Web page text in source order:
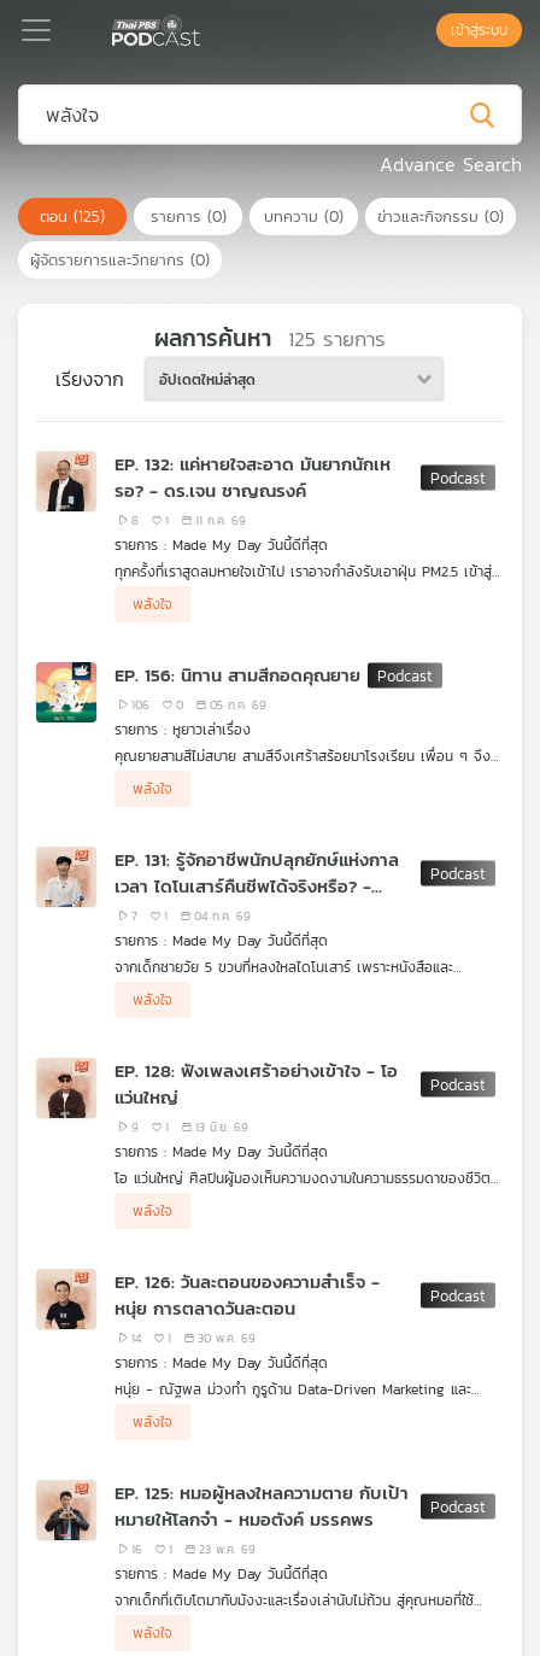
Podcast
เพล
ย์
ลิ
เพล
สต์
บทความ
และ
กิจกรรม
เครือ
เอส
เข้าสู่ระบบ
Advance Search
ตอน (125) รายการ (0) บทความ (0) ข่าวและกิจกรรม (0)
ผู้จัดรายการและวิทยากร (0)
ผลการค้นหา 125 รายการ
เรียงจาก อัปเดตใหม่ล่าสุด
EP. 132: แค่หายใจสะอาด มันยากนักเห
รอ? - ดร.เจน ชาญณรงค์
8 1 11 ก.ค. 69
รายการ : Made My Day วันนี้ดีที่สุด
ทุกครั้งที่เราสูดลมหายใจเข้าไป เราอาจกำลังรับเอาฝุ่น PM2.5 เข้าสู่
ร่างกายโดยไม่รู้ตัว คำถามคือ...ทำไมปัญหานี้ยังเกิดขึ้นซ้ำแล้วซ้ำเล่า
ทั้งที่เรารู้ต้นเหตุมาโดยตลอด แล้วประเทศไทยจะมีทางออกอย่างไร
ร่วมค้นหาคำตอบกับ ดร.เจน ชาญณรงค์ นักวิชาการ และนัก
เคลื่อนไหวด้านสิ่งแวดล้อม ที่จะพาเราเจาะลึกต้นตอของวิกฤต
นโยบาย เพื่อคืนลมหายใจที่สะอาดให้กับคนไทยอีกครั้ง
พลังใจ
EP. 156: นิทาน สามสีกอดคุณยาย
106 0 05 ก.ค. 69
รายการ : หูยาวเล่าเรื่อง
คุณยายสามสีไม่สบาย สามสีจึงเศร้าสร้อยมาโรงเรียน เพื่อน ๆ จึง
ช่วยกันปลอบใจ สามสีบอกว่าสามสีกอดคุณยายทุกวันและจะกอดให้
มากขึ้น เพราะคุณยายรักและตามใจสามสีมาก สามสีคิดว่าไม่มีใครรัก
พลังใจ
EP. 131: รู้จักอาชีพนักปลุกยักษ์แห่งกาล
เวลา ไดโนเสาร์คืนชีพได้จริงหรือ? -
ดร.ศิตะ มานิตกุล
7 1 04 ก.ค. 69
รายการ : Made My Day วันนี้ดีที่สุด
จากเด็กชายวัย 5 ขวบที่หลงใหลไดโนเสาร์ เพราะหนังสือและ
ภาพยนตร์ในวัยเด็ก สู่การเป็น ดร.ศิตะ มานิตกุล นักบรรพชีวินวิทยา
ผู้ร่วมค้นพบ นาคาไททัน ไดโนเสาร์สายพันธุ์ใหม่และสัตว์บกที่ใหญ่ที่สุด
ตอนนี้จะพาไปสำรวจเบื้องหลังการทำงานของนักล่าฟอสซิล ตั้งแต่
การขุดค้น การพิสูจน์หลักฐานที่ใช้เวลานานนับสิบปี ไปจนถึงบทบาท
ไดโนเสาร์แบบในภาพยนตร์จึงยังเป็นไปไม่ได้ และทำไมฟอสซิลจึงเป็น
"สมบัติของโลก" ที่ทุกคนควรร่วมกันอนุรักษ์
เพราะทุกการค้นพบ ไม่ได้มีความหมายแค่การเปิดเผยอดีต แต่ยังช่วย
พลังใจ
EP. 128: ฟังเพลงเศร้าอย่างเข้าใจ - โอ
แว่นใหญ่
9 1 13 มิ.ย. 69
รายการ : Made My Day วันนี้ดีที่สุด
โอ แว่นใหญ่ ศิลปินผู้มองเห็นความงดงามในความธรรมดาของชีวิต
ชวนเปิดมุมมองใหม่ต่อความสุข ความเศร้า และคุณค่าของการมีอยู่
ผ่านบทสนทนาที่ลึกซึ้งตั้งแต่การใช้ชีวิตแบบไม่ติด Ranking ในวงการ
จริงไม่ใช่ชื่อเสียงหรือความสำเร็จ แต่คืออิสระในการเป็นตัวเอง และ
การได้ใช้ความสามารถที่มีสร้างประโยชน์ให้ใครสักคน แม้เพียงคนเดียว
ก็ตาม เรื่องราวของศิลปินเจ้าของเพลงเศร้าผู้เปลี่ยนความเจ็บปวด
ให้กลายเป็นความเข้าใจ และค้นพบว่าความหมายของชีวิตอาจซ่อนอยู่
ในความธรรมดาที่เรามองข้ามไปทุกวัน
พลังใจ
EP. 126: วันละตอนของความสำเร็จ -
หนุ่ย การตลาดวันละตอน
14 1 30 พ.ค. 69
รายการ : Made My Day วันนี้ดีที่สุด
หนุ่ย - ณัฐพล ม่วงทำ กูรูด้าน Data-Driven Marketing และ
เจ้าของเพจ "การตลาดวันละตอน" เพจให้ความรู้ด้านการตลาดระดับ
ท็อปของไทย แต่ก่อนเคยไม่รู้ด้วยซ้ำว่าตัวเองเก่งอะไร เรียนไม่เอา
แม้แต่ความมั่นใจ เขาเลือกใช้ผลงานและความพยายามพิสูจน์ตัวเอง
จนค้นพบว่าความสำเร็จอาจไม่ใช่การมีมากกว่าคนอื่น แต่คือการได้
เติบโตและเป็นประโยชน์ต่อใครบางคน
พลังใจ
EP. 125: หมอผู้หลงใหลความตาย กับเป้า
หมายให้โลกจำ - หมอตังค์ มรรคพร
16 1 23 พ.ค. 69
รายการ : Made My Day วันนี้ดีที่สุด
จากเด็กที่เติบโตมากับมังงะและเรื่องเล่านับไม่ถ้วน สู่คุณหมอที่ใช้
ศาสตร์การแพทย์ผสมศิลปะการเล่าเรื่อง จนกลายเป็นคอนเทนต์ครีเอ
เตอร์สายอาชญากรรมที่หลายคนรู้จัก นี่คือเรื่องราวของ หมอตังค์
พลังใจ